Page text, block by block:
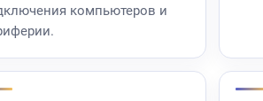
компьютеров и